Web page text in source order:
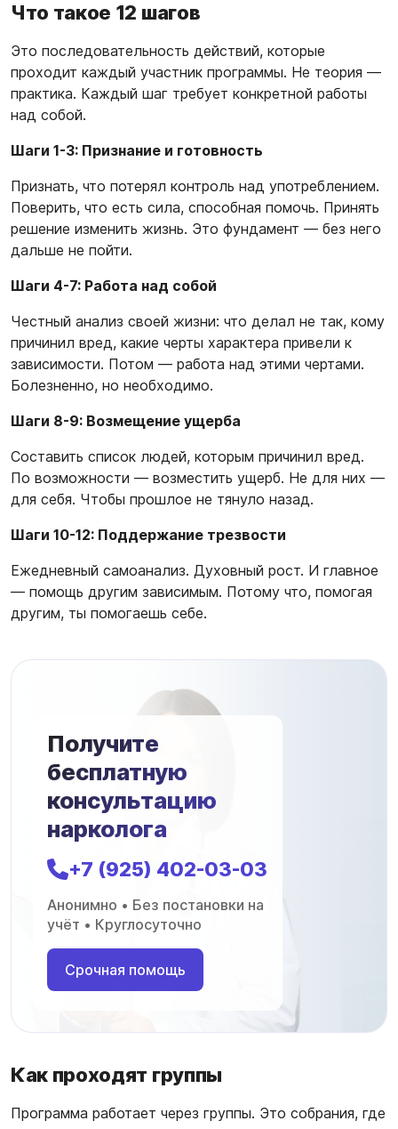
Что такое 12 шагов
Это последовательность действий, которые
проходит каждый участник программы. Не теория —
практика. Каждый шаг требует конкретной работы
над собой.
Шаги 1-3: Признание и готовность
Признать, что потерял контроль над употреблением.
Поверить, что есть сила, способная помочь. Принять
решение изменить жизнь. Это фундамент — без него
дальше не пойти.
Шаги 4-7: Работа над собой
Честный анализ своей жизни: что делал не так, кому
причинил вред, какие черты характера привели к
зависимости. Потом — работа над этими чертами.
Болезненно, но необходимо.
Шаги 8-9: Возмещение ущерба
Составить список людей, которым причинил вред.
По возможности — возместить ущерб. Не для них —
для себя. Чтобы прошлое не тянуло назад.
Шаги 10-12: Поддержание трезвости
Ежедневный самоанализ. Духовный рост. И главное
— помощь другим зависимым. Потому что, помогая
другим, ты помогаешь себе.
Получите
бесплатную
консультацию
нарколога
+7 (925) 402-03-03
Анонимно • Без постановки на
учёт • Круглосуточно
Срочная помощь
Как проходят группы
Программа работает через группы. Это собрания, где